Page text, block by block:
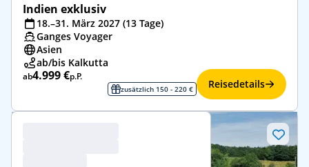
Indien exklusiv
18.–31. März 2027 (13 Tage)
Ganges Voyager
Asien
ab/bis Kalkutta
ab4.999 €p.P.
zusätzlich 150 - 220 € Reisedetails